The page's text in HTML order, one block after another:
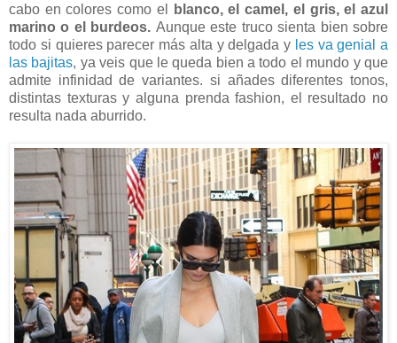
cabo en colores como el
blanco, el camel, el gris, el azul
marino o el burdeos. Aunque este truco sienta bien sobre
todo si quieres parecer más alta y delgada y les va genial a
las bajitas, ya veis que le queda bien a todo el mundo y que
admite infinidad de variantes. si añades diferentes tonos,
distintas texturas y alguna prenda fashion, el resultado no
resulta nada aburrido.